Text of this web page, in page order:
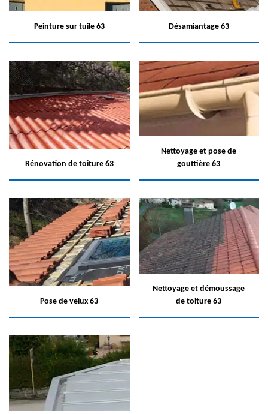
Peinture sur tuile 63 Désamiantage 63
Rénovation de toiture 63
Nettoyage et pose de
gouttière 63
Pose de velux 63
Nettoyage et démoussage
de toiture 63